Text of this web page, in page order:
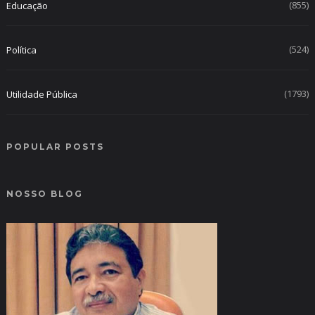
Educação (855)
Política (524)
Utilidade Pública (1793)
POPULAR POSTS
NOSSO BLOG